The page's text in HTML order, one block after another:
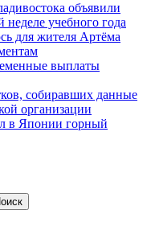
объявили
учебного года
для жителя Артёма
выплаты
собиравших данные
организации
в Японии горный